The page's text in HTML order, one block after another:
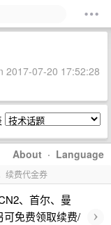
2017-07-20 17:52:28
About · Language
续费代金券
、首尔、曼
免费领取续费/
›